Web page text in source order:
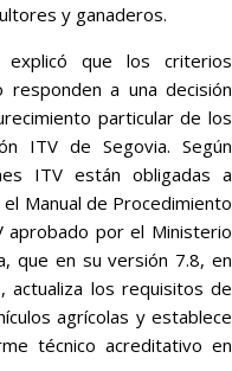
y ganaderos.
explicó que los criterios
responden a una decisión
particular de los
ITV de Segovia. Según
ITV están obligadas a
Manual de Procedimiento
aprobado por el Ministerio
que en su versión 7.8, en
los requisitos de
agrícolas y establece
técnico acreditativo en